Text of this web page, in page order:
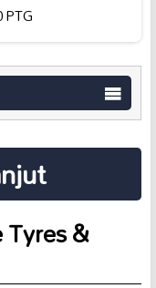
Tyres &